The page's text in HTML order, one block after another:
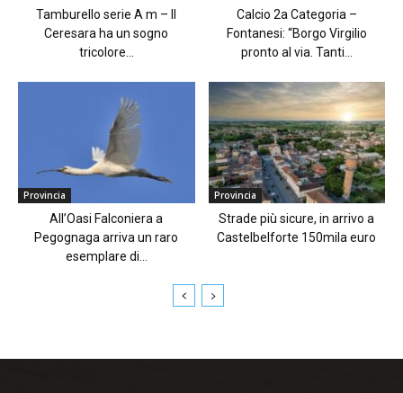
Tamburello serie A m – Il
Ceresara ha un sogno
tricolore...
Calcio 2a Categoria –
Fontanesi: “Borgo Virgilio
pronto al via. Tanti...
Provincia
All’Oasi Falconiera a
Pegognaga arriva un raro
esemplare di...
Provincia
Strade più sicure, in arrivo a
Castelbelforte 150mila euro